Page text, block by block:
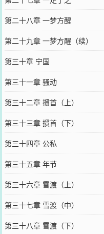
第二十八章 一梦方醒
第二十九章 一梦方醒（续）
第三十章 宁国
第三十一章 骚动
第三十二章 掼首（上）
第三十三章 掼首（下）
第三十四章 公私
第三十五章 年节
第三十六章 雪渡（上）
第三十七章 雪渡（中）
第三十八章 雪渡（下）